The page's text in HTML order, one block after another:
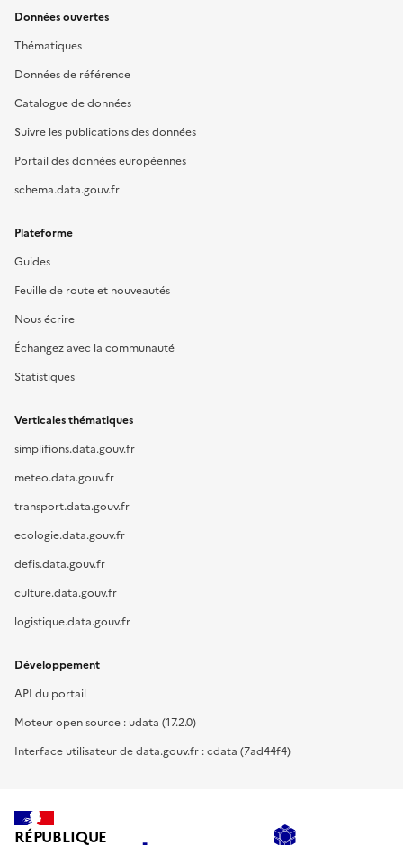
Données ouvertes
Thématiques
Données de référence
Catalogue de données
Suivre les publications des données
Portail des données européennes
schema.data.gouv.fr
Plateforme
Guides
Feuille de route et nouveautés
Nous écrire
Échangez avec la communauté
Statistiques
Verticales thématiques
simplifions.data.gouv.fr
meteo.data.gouv.fr
transport.data.gouv.fr
ecologie.data.gouv.fr
defis.data.gouv.fr
culture.data.gouv.fr
logistique.data.gouv.fr
Développement
API du portail
Moteur open source : udata (17.2.0)
Interface utilisateur de data.gouv.fr : cdata (7ad44f4)
RÉPUBLIQUE